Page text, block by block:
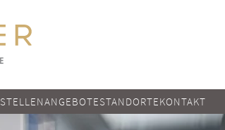
STELLENANGEBOTESTANDORTEKONTAKT